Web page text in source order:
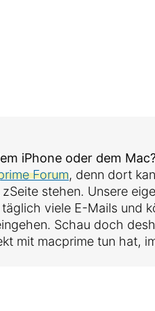
iPhone oder dem
Forum, denn dort
stehen. Unsere
viele E-Mails und
Schau doch
mit macprime tun hat,